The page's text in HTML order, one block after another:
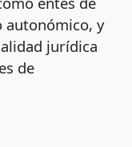
autonómico, y
jurídica
de